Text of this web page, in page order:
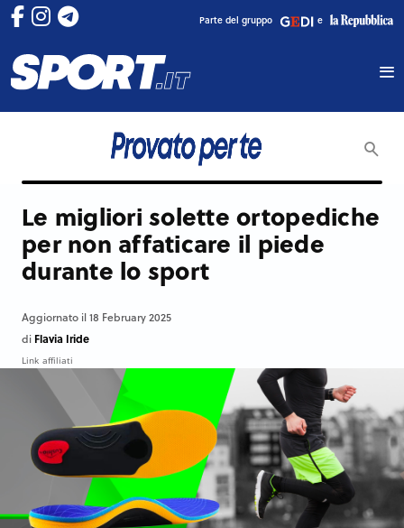
Parte del gruppo e
Le migliori solette ortopediche
per non affaticare il piede
durante lo sport
Aggiornato il 18 February 2025
di Flavia Iride
Link affiliati